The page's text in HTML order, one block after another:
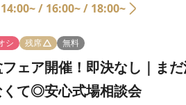
14:00~ / 16:00~ / 18:00~
シ 残席 無料
フェア開催！即決なし｜まだ
くて◎安心式場相談会